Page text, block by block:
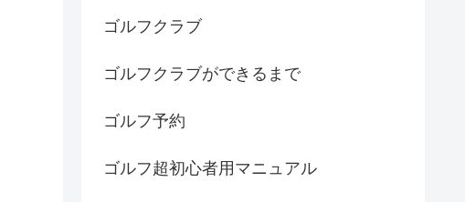
ゴルフクラブ
ゴルフクラブができるまで
ゴルフ予約
ゴルフ超初心者用マニュアル